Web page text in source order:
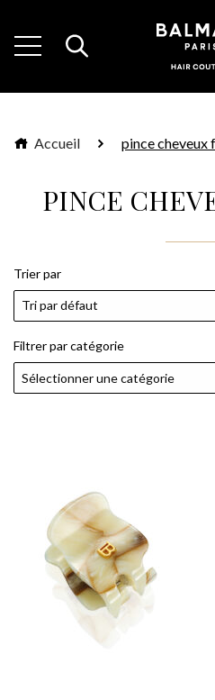
Accueil pince cheveux
PINCE
Trier par
Filtrer par catégorie